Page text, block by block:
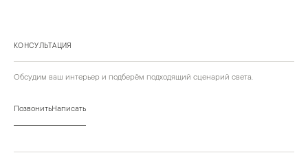
КОНСУЛЬТАЦИЯ
Обсудим ваш интерьер и подберём подходящий сценарий света.
ПозвонитьНаписать